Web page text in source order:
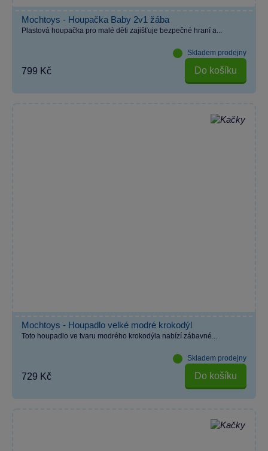
Mochtoys - Houpačka Baby 2v1 žába
Plastová houpačka pro malé děti zajišťuje bezpečné hraní a...
Skladem prodejny
799 Kč Do košíku
Mochtoys - Houpadlo velké modré krokodýl
Toto houpadlo ve tvaru modrého krokodýla nabízí zábavné...
Skladem prodejny
729 Kč Do košíku